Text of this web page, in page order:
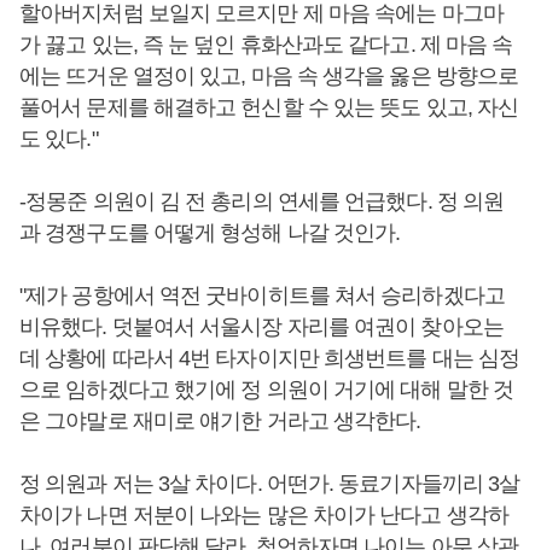
할아버지처럼 보일지 모르지만 제 마음 속에는 마그마
가 끓고 있는, 즉 눈 덮인 휴화산과도 같다고. 제 마음 속
에는 뜨거운 열정이 있고, 마음 속 생각을 옳은 방향으로
풀어서 문제를 해결하고 헌신할 수 있는 뜻도 있고, 자신
도 있다."
-정몽준 의원이 김 전 총리의 연세를 언급했다. 정 의원
과 경쟁구도를 어떻게 형성해 나갈 것인가.
"제가 공항에서 역전 굿바이히트를 쳐서 승리하겠다고
비유했다. 덧붙여서 서울시장 자리를 여권이 찾아오는
데 상황에 따라서 4번 타자이지만 희생번트를 대는 심정
으로 임하겠다고 했기에 정 의원이 거기에 대해 말한 것
은 그야말로 재미로 얘기한 거라고 생각한다.
정 의원과 저는 3살 차이다. 어떤가. 동료기자들끼리 3살
차이가 나면 저분이 나와는 많은 차이가 난다고 생각하